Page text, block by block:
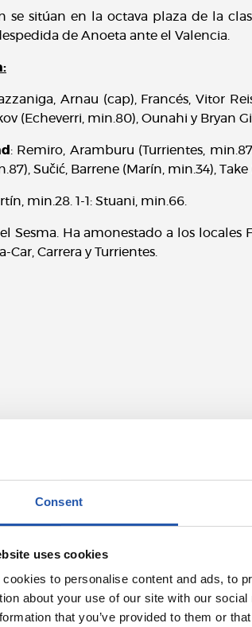
Consent
uses cookies
cookies to personalise content and ads, to
about your use of our site with our
that you’ve provided to them or
se sitúan en la octava plaza de la
de Anoeta ante el Valencia.
Arnau (cap), Francés, Vitor
(Echeverri, min.80), Ounahi y Bryan
: Remiro, Aramburu (Turrientes,
Sučić, Barrene (Marín, min.34),
min.28. 1-1: Stuani, min.66.
Sesma. Ha amonestado a los locales
Car, Carrera y Turrientes.
08/08/2026